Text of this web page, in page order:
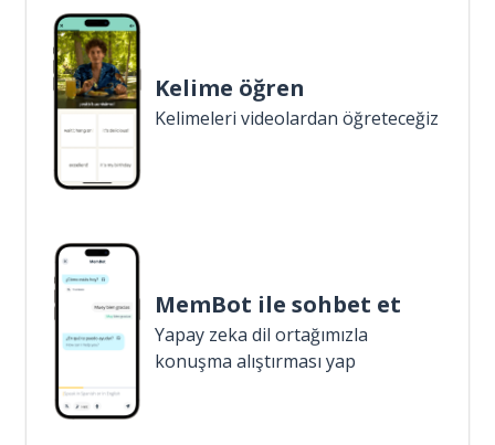
Kelime öğren
Kelimeleri videolardan öğreteceğiz
MemBot ile sohbet et
Yapay zeka dil ortağımızla
konuşma alıştırması yap